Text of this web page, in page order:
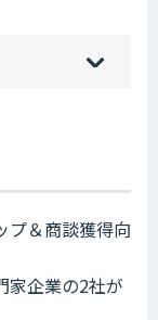
hi
]
sh
]
プ＆商談獲得向
家企業の2社が